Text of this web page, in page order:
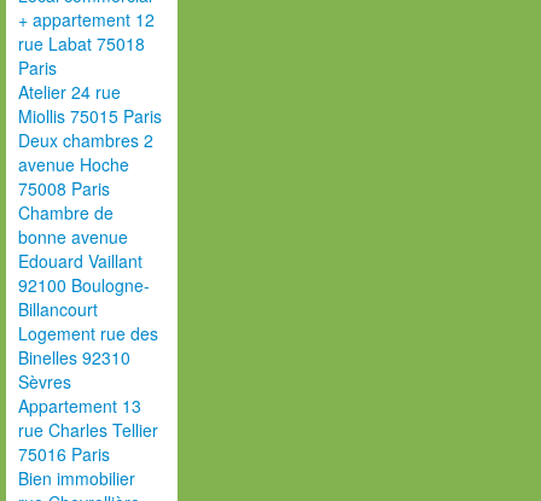
+ appartement 12
rue Labat 75018
Paris
Atelier 24 rue
Miollis 75015 Paris
Deux chambres 2
avenue Hoche
75008 Paris
Chambre de
bonne avenue
Edouard Vaillant
92100 Boulogne-
Billancourt
Logement rue des
Binelles 92310
Sèvres
Appartement 13
rue Charles Tellier
75016 Paris
Bien immobilier